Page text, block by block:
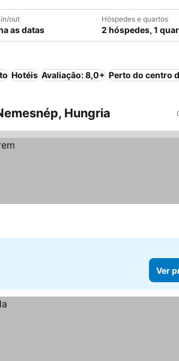
out
as datas
Hóspedes e quartos
2 hóspedes, 1
Hotéis Avaliação: 8,0+ Perto do centro
Hungria
Ver